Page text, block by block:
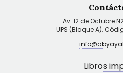
Av. 12 de Octubre
UPS (Bloque A),
Libros